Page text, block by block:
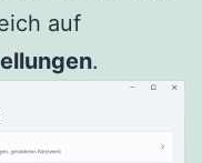
auf
.